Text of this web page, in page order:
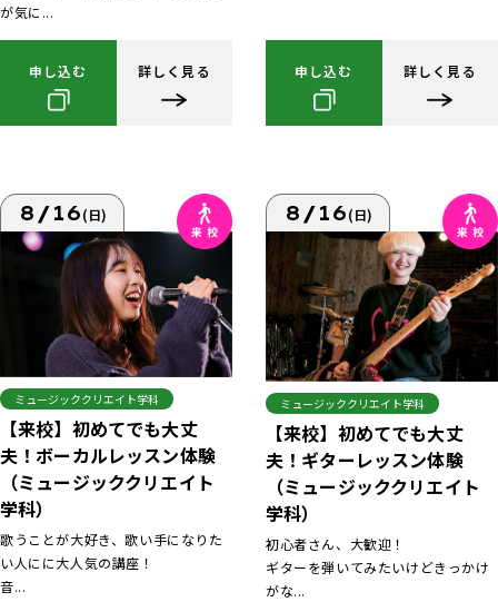
が気に...
申し込む 詳しく見る 申し込む 詳しく見る
8/16(日)
ミュージッククリエイト学科
【来校】初めてでも大丈
夫！ボーカルレッスン体験
（ミュージッククリエイト
学科）
歌うことが大好き、歌い手になりた
い人にに大人気の講座！
音...
8/16(日)
ミュージッククリエイト学科
【来校】初めてでも大丈
夫！ギターレッスン体験
（ミュージッククリエイト
学科）
初心者さん、大歓迎！
ギターを弾いてみたいけどきっかけ
がな...